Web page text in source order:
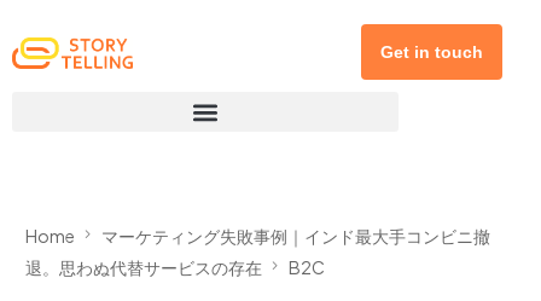
Get in touch
Home
マーケティング失敗事例｜インド最大手コンビニ撤
退。思わぬ代替サービスの存在
B2C